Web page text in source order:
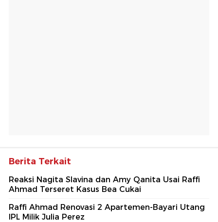
Berita Terkait
Reaksi Nagita Slavina dan Amy Qanita Usai Raffi
Ahmad Terseret Kasus Bea Cukai
Raffi Ahmad Renovasi 2 Apartemen-Bayari Utang
IPL Milik Julia Perez